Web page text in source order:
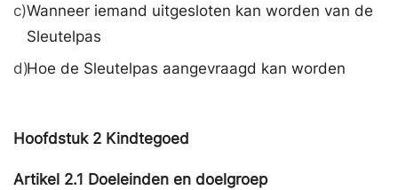
c)Wanneer iemand uitgesloten kan worden van de
Sleutelpas
d)Hoe de Sleutelpas aangevraagd kan worden
Hoofdstuk 2 Kindtegoed
Artikel 2.1 Doeleinden en doelgroep